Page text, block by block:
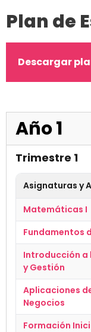
Plan de
Descargar
Año 1
Trimestre 1
Asignaturas y
Matemáticas I
Fundamentos
Introducción a
y Gestión
Aplicaciones
Negocios
Formación